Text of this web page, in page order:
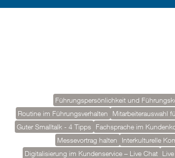
Führungspersönlichkeit und
Routine im Führungsverhalten
Mitarbeiterauswahl
Guter Smalltalk - 4 Tipps
Fachsprache im
Messevortrag halten
Interkulturelle
Digitalisierung im Kundenservice – Live Chat